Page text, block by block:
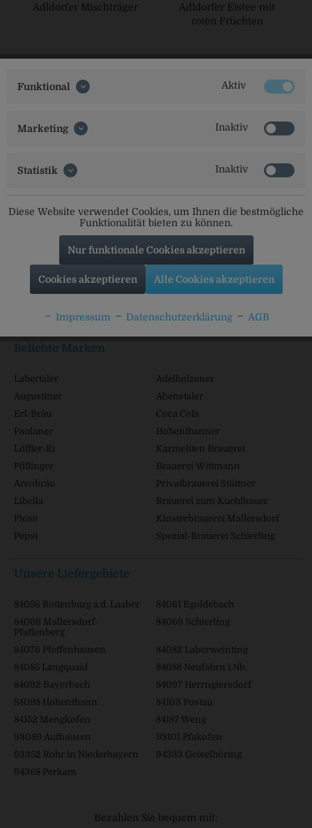
Adldorfer Mischträger
Adldorfer Eistee mit
roten Früchten
Social Media
Informationen
Beliebte Marken
Labertaler
Adelholzener
Augustiner
Abenstaler
Erl-Bräu
Coca Cola
Paulaner
Hohenthanner
Löffler-Ei
Karmeliten Brauerei
Pöllinger
Brauerei Wittmann
Arcobräu
Privatbrauerei Stöttner
Libella
Brauerei zum Kuchlbauer
Plose
Klosterbrauerei Mallersdorf
Pepsi
Spezial-Brauerei Schierling
Unsere Liefergebiete
84056 Rottenburg a.d. Laaber
84061 Egoldsbach
84066 Mallersdorf-
Pfaffenberg
84069 Schierling
84076 Pfeffenhausen
84082 Laberweinting
84085 Langquaid
84088 Neufahrn i.Nb.
84092 Bayerbach
84097 Herrngiersdorf
84098 Hohenthann
84103 Postau
84152 Mengkofen
84187 Weng
93089 Aufhausen
93101 Pfakofen
93352 Rohr in Niederbayern
94333 Geiselhöring
94368 Perkam
Bezahlen Sie bequem mit:
Funktional Aktiv
Marketing Inaktiv
Statistik Inaktiv
Diese Website verwendet Cookies, um Ihnen die bestmögliche
Funktionalität bieten zu können.
Nur funktionale Cookies akzeptieren
Cookies akzeptieren Alle Cookies akzeptieren
Impressum Datenschutzerklärung AGB